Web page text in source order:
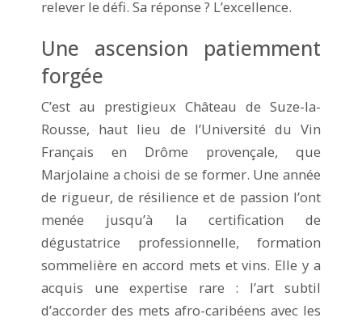
relever le défi. Sa réponse ? L’excellence.
Une ascension patiemment
forgée
C’est au prestigieux Château de Suze-la-
Rousse, haut lieu de l’Université du Vin
Français en Drôme provençale, que
Marjolaine a choisi de se former. Une année
de rigueur, de résilience et de passion l’ont
menée jusqu’à la certification de
dégustatrice professionnelle, formation
sommelière en accord mets et vins. Elle y a
acquis une expertise rare : l’art subtil
d’accorder des mets afro-caribéens avec les